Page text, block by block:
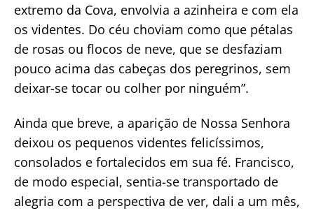
extremo da Cova, envolvia a azinheira e com ela
os videntes. Do céu choviam como que pétalas
de rosas ou flocos de neve, que se desfaziam
pouco acima das cabeças dos peregrinos, sem
deixar-se tocar ou colher por ninguém”.
Ainda que breve, a aparição de Nossa Senhora
deixou os pequenos videntes felicíssimos,
consolados e fortalecidos em sua fé. Francisco,
de modo especial, sentia-se transportado de
alegria com a perspectiva de ver, dali a um mês,